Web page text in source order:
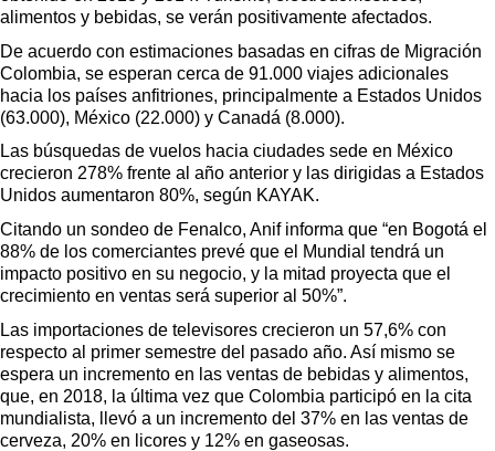
alimentos y bebidas, se verán positivamente afectados.
De acuerdo con estimaciones basadas en cifras de Migración
Colombia, se esperan cerca de 91.000 viajes adicionales
hacia los países anfitriones, principalmente a Estados Unidos
(63.000), México (22.000) y Canadá (8.000).
Las búsquedas de vuelos hacia ciudades sede en México
crecieron 278% frente al año anterior y las dirigidas a Estados
Unidos aumentaron 80%, según KAYAK.
Citando un sondeo de Fenalco, Anif informa que “en Bogotá el
88% de los comerciantes prevé que el Mundial tendrá un
impacto positivo en su negocio, y la mitad proyecta que el
crecimiento en ventas será superior al 50%”.
Las importaciones de televisores crecieron un 57,6% con
respecto al primer semestre del pasado año. Así mismo se
espera un incremento en las ventas de bebidas y alimentos,
que, en 2018, la última vez que Colombia participó en la cita
mundialista, llevó a un incremento del 37% en las ventas de
cerveza, 20% en licores y 12% en gaseosas.